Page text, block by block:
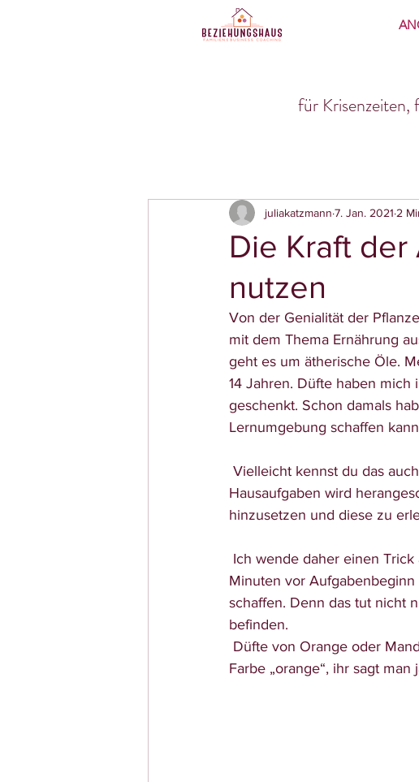
für Krisenzeiten,
Die Kraft
nutzen
juliakatzmann 7. Jan. 2021 2
Von der Genialität der
mit dem Thema Ernährung
geht es um ätherische Öle.
14 Jahren. Düfte haben
geschenkt. Schon damals
Lernumgebung schaffen
Hausaufgaben wird
hinzusetzen und diese zu
Minuten vor
schaffen. Denn das tut nicht
befinden.
Farbe „orange“, ihr sagt